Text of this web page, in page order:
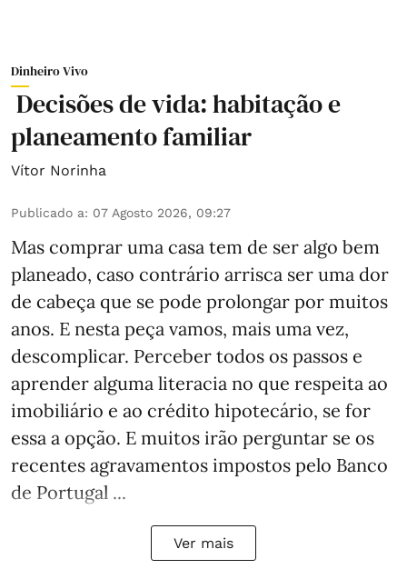
Dinheiro Vivo
Decisões de vida: habitação e
planeamento familiar
Vítor Norinha
Publicado a: 07 Agosto 2026, 09:27
Mas comprar uma casa tem de ser algo bem
planeado, caso contrário arrisca ser uma dor
de cabeça que se pode prolongar por muitos
anos. E nesta peça vamos, mais uma vez,
descomplicar. Perceber todos os passos e
aprender alguma literacia no que respeita ao
imobiliário e ao crédito hipotecário, se for
essa a opção. E muitos irão perguntar se os
recentes agravamentos impostos pelo Banco
de Portugal ...
Ver mais